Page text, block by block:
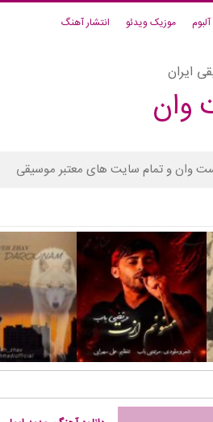
آلبوم موزیک ویدئو انتشار آهنگ
ایران
وان
وان و تمام سایت های معتبر موسیقی